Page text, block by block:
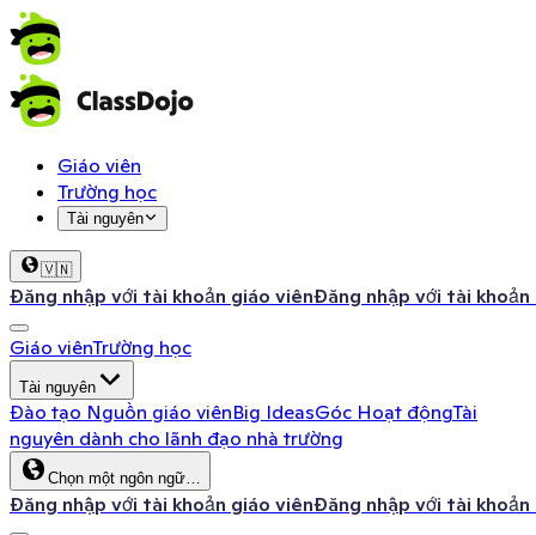
Giáo viên
Trường học
Tài nguyên
🇻🇳
Đăng nhập với tài khoản giáo viênĐăng nhập với tài khoản
Giáo viênTrường học
Tài nguyên
Đào tạo Nguồn giáo viênBig IdeasGóc Hoạt độngTài
nguyên dành cho lãnh đạo nhà trường
Chọn một ngôn ngữ…
Đăng nhập với tài khoản giáo viênĐăng nhập với tài khoản